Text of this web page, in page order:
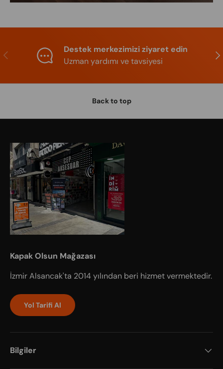
Previous
Destek merkezimizi ziyaret edin
Uzman yardımı ve tavsiyesi
Back to top
Kapak Olsun Mağazası
İzmir Alsancak'ta 2014 yılından beri hizmet vermektedir.
Yol Tarifi Al
Bilgiler